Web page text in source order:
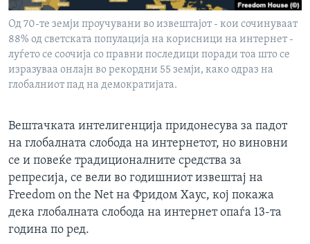
Од 70-те земји проучувани во извештајот - кои сочинуваат
88% од светската популација на корисници на интернет -
луѓето се соочија со правни последици поради тоа што се
изразуваа онлајн во рекордни 55 земји, како одраз на
глобалниот пад на демократијата.
Вештачката интелигенција придонесува за падот
на глобалната слобода на интернетот, но виновни
се и повеќе традиционалните средства за
репресија, се вели во годишниот извештај на
Freedom on the Net на Фридом Хаус, кој покажа
дека глобалната слобода на интернет опаѓа 13-та
година по ред.